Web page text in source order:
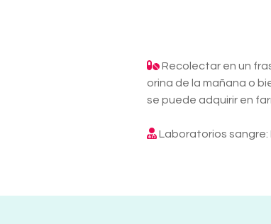
Recolectar en un
orina de la mañana o
se puede adquirir en
Laboratorios sangre: